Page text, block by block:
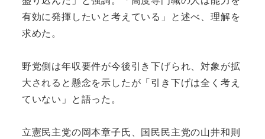
有効に発揮したいと考えている」と述べ、理解を
求めた。
野党側は年収要件が今後引き下げられ、対象が拡
大されると懸念を示したが「引き下げは全く考え
ていない」と語った。
立憲民主党の岡本章子氏、国民民主党の山井和則